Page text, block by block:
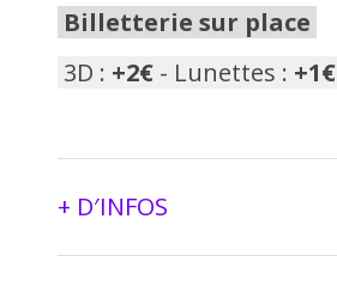
Billetterie sur place
3D : +2€ - Lunettes : +1€
+ D′INFOS